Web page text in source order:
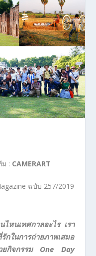
: CAMERART
ฉบับ 257/2019
ไหนเทศกาลอะไร เรา
กในการถ่ายภาพเสมอ
วยกิจกรรม One Day